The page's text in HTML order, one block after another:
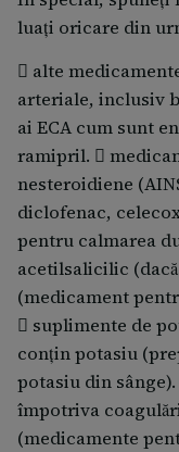
Dacă aveți orice
acest
dumneavoastră
credeți că sunteți
nu trebuie luat
mult, întrucât
dumneavoastră
(vezi punctul
Poate fi necesar
consulte mai des și
prezentați oricare
Dacă urmează să
medicului
Tandesar. Acest
utilizat în asociere
scădere bruscă a
luați oricare din
 alte
arteriale, inclusiv
ai ECA cum sunt
ramipril. 
nesteroidiene
diclofenac,
pentru calmarea
acetilsalicilic
(medicament
 suplimente de
conțin potasiu
potasiu din
împotriva
(medicamente